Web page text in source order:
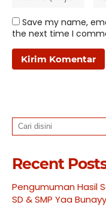
Save my name,
the next time I
Search
Recent
Pengumuman Hasil
SD & SMP Yaa